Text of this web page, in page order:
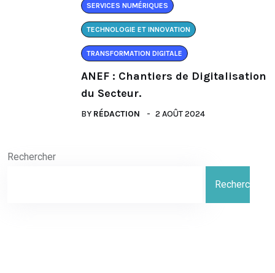
SERVICES NUMÉRIQUES
TECHNOLOGIE ET INNOVATION
TRANSFORMATION DIGITALE
ANEF : Chantiers de Digitalisation
du Secteur.
BY RÉDACTION 2 AOÛT 2024
Rechercher
Rechercher